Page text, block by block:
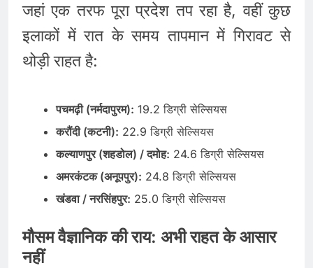
जहां एक तरफ पूरा प्रदेश तप रहा है, वहीं कुछ
इलाकों में रात के समय तापमान में गिरावट से
थोड़ी राहत है:
पचमढ़ी (नर्मदापुरम): 19.2 डिग्री सेल्सियस
करौंदी (कटनी): 22.9 डिग्री सेल्सियस
कल्याणपुर (शहडोल) / दमोह: 24.6 डिग्री सेल्सियस
अमरकंटक (अनूपपुर): 24.8 डिग्री सेल्सियस
खंडवा / नरसिंहपुर: 25.0 डिग्री सेल्सियस
मौसम वैज्ञानिक की राय: अभी राहत के आसार
नहीं